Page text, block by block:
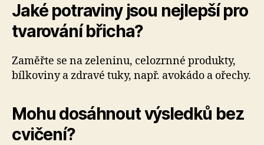
Jaké potraviny jsou nejlepší pro
tvarování břicha?
Zaměřte se na zeleninu, celozrnné produkty,
bílkoviny a zdravé tuky, např. avokádo a ořechy.
Mohu dosáhnout výsledků bez
cvičení?